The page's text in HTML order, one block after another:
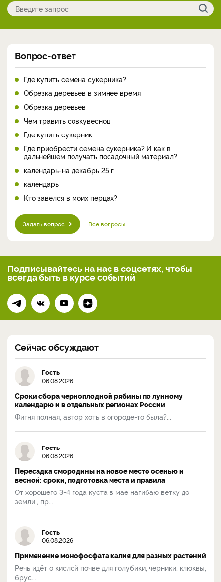
Вопрос-ответ
Где купить семена сукерника?
Обрезка деревьев в зимнее время
Обрезка деревьев
Чем травить совкувесноц
Где купить сукерник
Где приобрести семена сукерника? И как в
дальнейшем получать посадочный материал?
календарь-на декабрь 25 г
календарь
Кто завелся в моих перцах?
Задать вопрос Все вопросы
Подписывайтесь на нас в соцсетях, чтобы
всегдабыть в курсе событий
Сейчас обсуждают
Гость
06.08.2026
Сроки сбора черноплодной рябины по лунному
календарю и в отдельных регионах России
Фигня полная, автор хоть в огороде-то была?...
Гость
06.08.2026
Пересадка смородины на новое место осенью и
весной: сроки, подготовка места и правила
От хорошего 3-4 года куста в мае нагибаю ветку до
земли , пр...
Гость
06.08.2026
Применение монофосфата калия для разных растений
Речь идёт о кислой почве для голубики, черники, клюквы,
брус...